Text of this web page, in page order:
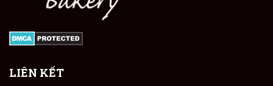
LIÊN KẾT